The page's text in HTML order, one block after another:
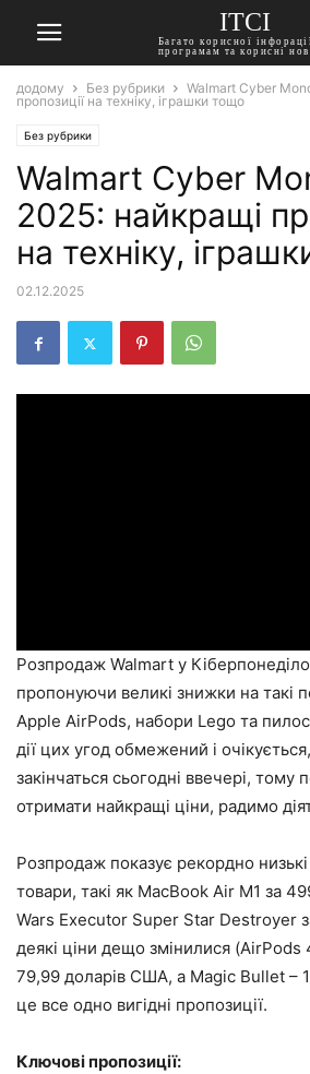
ITCI
Багато корисної
програмам та корисні
додому Без рубрики
Walmart Cyber
пропозиції на техніку, іграшки тощо
Без рубрики
Walmart Cyber
2025: найкращі
на техніку,
02.12.2025
Розпродаж Walmart у
пропонуючи великі знижки на такі
Apple AirPods, набори Lego та
дії цих угод обмежений і
закінчаться сьогодні ввечері, тому
отримати найкращі ціни, радимо
Розпродаж показує рекордно низькі
товари, такі як MacBook Air M1 за
Wars Executor Super Star Destroyer
деякі ціни дещо змінилися
79,99 доларів США, а Magic Bullet –
це все одно вигідні пропозиції.
Ключові пропозиції: